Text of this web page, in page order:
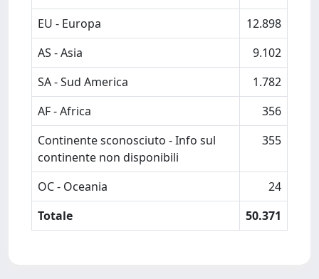
EU - Europa
12.898
AS - Asia
9.102
SA - Sud America
1.782
AF - Africa
356
Continente sconosciuto - Info sul
continente non disponibili
355
OC - Oceania
24
Totale
50.371